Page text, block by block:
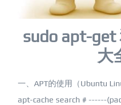
sudo apt-get
大
一、APT的使用（Ubuntu
apt-cache search # ------